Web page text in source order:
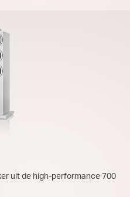
uit de high-performance 700